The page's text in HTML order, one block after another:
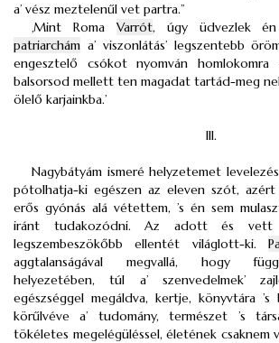
a’ vész meztelenűl vet partra.”
‚Mint Roma Varrót, úgy üdvezlek
patriarchám a’ viszonlátás’ legszentebb
engesztelő csókot nyomván
balsorsod mellett ten magadat tartád-meg
ölelő karjainkba.’
III.
Nagybátyám ismeré helyzetemet
pótolhatja-ki egészen az eleven szót,
erős gyónás alá vétettem, ’s én sem
iránt tudakozódni. Az adott és vett
legszembeszökőbb ellentét világlott-ki.
aggtalanságával megvallá, hogy
helyezetében, túl a’ szenvedelmek’
egészséggel megáldva, kertje, könyvtára ’s
körűlvéve a’ tudomány, természet ’s
tökéletes megelégüléssel, életének csaknem